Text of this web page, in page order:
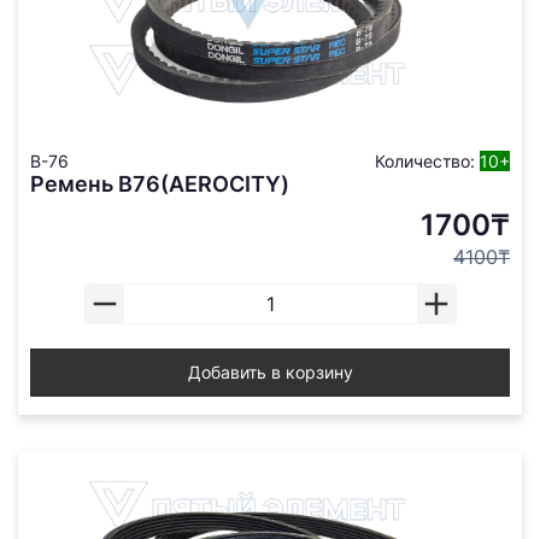
B-76 Количество: 10+
Ремень В76(AEROCITY)
1700₸
4100₸
Добавить в корзину